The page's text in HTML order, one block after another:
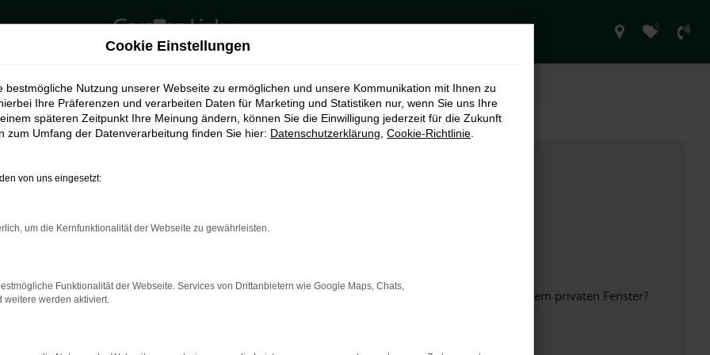
0
bestimmter Seiten verhindern. Funktioniert die Seite in einem anderen Browser oder in einem privaten Fenster?
beheben.
Cookie Einstellungen
bestmögliche Nutzung unserer Webseite zu ermöglichen und unsere Kommunikation mit Ihnen zu
Ihre Präferenzen und verarbeiten Daten für Marketing und Statistiken nur, wenn Sie uns Ihre
späteren Zeitpunkt Ihre Meinung ändern, können Sie die Einwilligung jederzeit für die Zukunft
zum Umfang der Datenverarbeitung finden Sie hier: Datenschutzerklärung Cookie-Richtlinie
von uns eingesetzt:
um die Kernfunktionalität der Webseite zu gewährleisten.
Funktionalität der Webseite. Services von Drittanbietern wie Google Maps, Chats,
weitere werden aktiviert.